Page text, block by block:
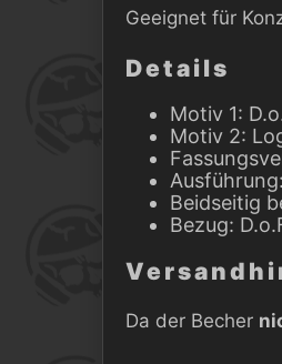
Geeignet für
Details
Motiv 1:
Motiv 2:
Beidseitig
Bezug:
Da der Becher